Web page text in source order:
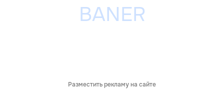
Разместить рекламу на сайте